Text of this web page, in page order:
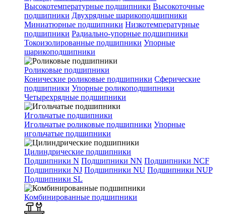
Высокотемпературные подшипники Высокоточные
подшипники Двухрядные шарикоподшипники
Миниатюрные подшипники Низкотемпературные
подшипники Радиально-упорные подшипники
Токоизолированные подшипники Упорные
шарикоподшипники
Роликовые подшипники
Конические роликовые подшипники Сферические
подшипники Упорные роликоподшипники
Четырехрядные подшипники
Игольчатые подшипники
Игольчатые роликовые подшипники Упорные
игольчатые подшипники
Цилиндрические подшипники
Подшипники N Подшипники NN Подшипники NCF
Подшипники NJ Подшипники NU Подшипники NUP
Подшипники SL
Комбинированные подшипники